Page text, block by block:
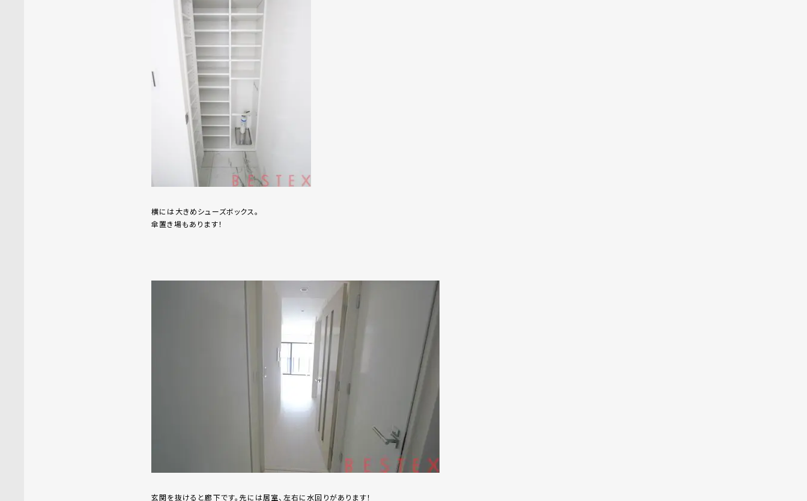
横には大きめシューズボックス。
傘置き場もあります！
玄関を抜けると廊下です。先には居室、左右に水回りがあります！